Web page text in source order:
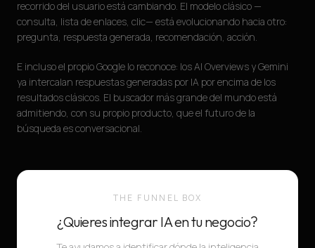
recorrido del usuario está cambiando. El modelo clásico —
consulta, lista de enlaces, clic— está evolucionando hacia otro:
pregunta, respuesta generada, recomendación, acción.
E incluso el propio Google lo reconoce: los AI Overviews y Gemini
ya intercalan respuestas generadas por IA por encima de los
resultados clásicos. El buscador más grande del mundo está
admitiendo, con su propio producto, que el futuro de la
búsqueda es conversacional.
THE FUNNEL BOX
¿Quieres integrar IA en tu negocio?